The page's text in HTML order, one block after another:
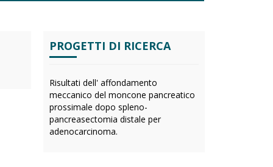
PROGETTI DI RICERCA
Risultati dell' affondamento
meccanico del moncone pancreatico
prossimale dopo spleno-
pancreasectomia distale per
adenocarcinoma.